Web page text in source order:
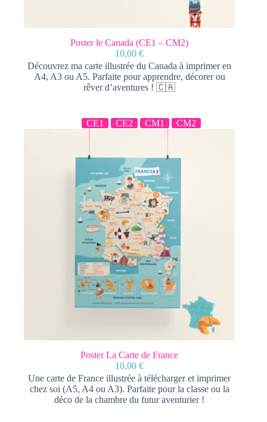
Poster le Canada (CE1 – CM2)
10,00€
Découvrez ma carte illustrée du Canada à imprimer en
A4, A3 ou A5. Parfaite pour apprendre, décorer ou
rêver d’aventures ! 🇨🇦
CE1 CE2 CM1 CM2
Poster La Carte de France
10,00€
Une carte de France illustrée à télécharger et imprimer
chez soi (A5, A4 ou A3). Parfaite pour la classe ou la
déco de la chambre du futur aventurier !